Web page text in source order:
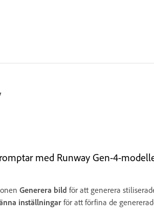
med Runway Gen-4-
Generera bild för att generera
inställningar för att förfina de